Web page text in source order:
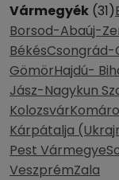
Vármegyék (31)
Borsod-Abaúj-
BékésCsongrád-
GömörHajdú-
Jász-Nagykun
Kolozsvár
Kárpátalja
Pest Vármegye
VeszprémZala